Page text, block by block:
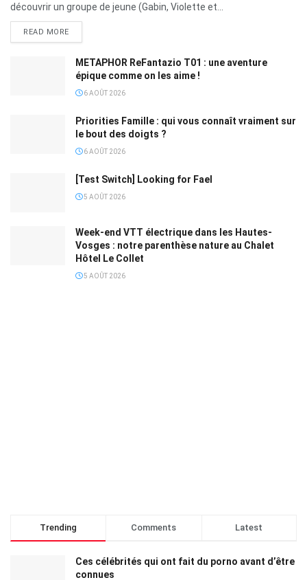
découvrir un groupe de jeune (Gabin, Violette et...
READ MORE
METAPHOR ReFantazio T01 : une aventure
épique comme on les aime !
6 AOÛT 2026
Priorities Famille : qui vous connaît vraiment sur
le bout des doigts ?
6 AOÛT 2026
[Test Switch] Looking for Fael
5 AOÛT 2026
Week-end VTT électrique dans les Hautes-
Vosges : notre parenthèse nature au Chalet
Hôtel Le Collet
5 AOÛT 2026
Trending Comments Latest
Ces célébrités qui ont fait du porno avant d’être
connues